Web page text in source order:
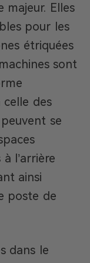
Elles
pour les
étriquées
sont
celle des
se
l’arrière
ainsi
poste de
dans le